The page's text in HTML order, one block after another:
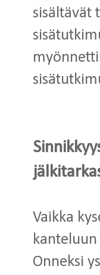
sisältävät
Vaikka
kanteluun
Onneksi